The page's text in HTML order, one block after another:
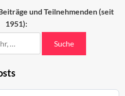
und Teilnehmenden (seit
1951):
Suche